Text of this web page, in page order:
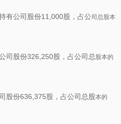
有公司股份11,000股，占公司总股本
司股份326,250股，占公司总 股本的
股份636,375股，占公司总股本的